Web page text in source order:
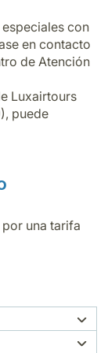
con
en contacto
de Atención
Luxairtours
puede
una tarifa